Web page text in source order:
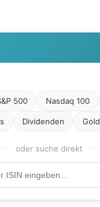
500 Nasdaq 100
Dividenden Gold
oder suche direkt